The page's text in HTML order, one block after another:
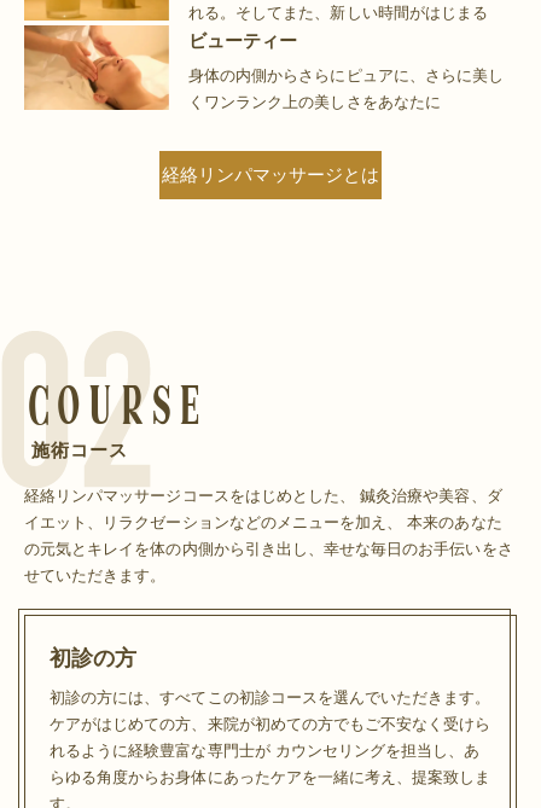
れる。そしてまた、新しい時間がはじまる
ビューティー
身体の内側からさらにピュアに、さらに美し
くワンランク上の美しさをあなたに
経絡リンパマッサージとは
Course
施術コース
経絡リンパマッサージコースをはじめとした、鍼灸治療や美容、ダ
イエット、リラクゼーションなどのメニューを加え、本来のあなた
の元気とキレイを体の内側から引き出し、幸せな毎日のお手伝いをさ
せていただきます。
初診の方
初診の方には、すべてこの初診コースを選んでいただきます。
ケアがはじめての方、来院が初めての方でもご不安なく受けら
れるように経験豊富な専門士が カウンセリングを担当し、あ
らゆる角度からお身体にあったケアを一緒に考え、提案致しま
す。